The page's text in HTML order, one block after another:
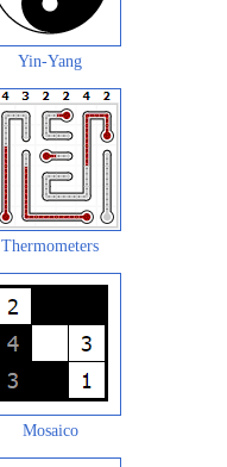
Yin-Yang
Thermometers
Mosaico